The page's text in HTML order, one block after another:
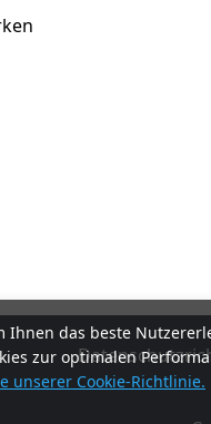
Ihnen das beste
zur optimalen
unserer Cookie-Richtlinie.